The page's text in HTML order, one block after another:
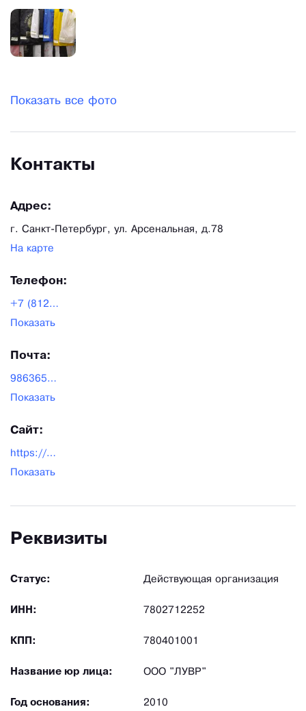
Показать все фото
Контакты
Адрес:
г. Санкт-Петербург, ул. Арсенальная, д.78
На карте
Телефон:
+7 (812) 309-15-06
Показать
Почта:
9863655@bk.ru
Показать
Сайт:
https://www.paket-optom.ru/
Показать
Реквизиты
Статус: Действующая организация
ИНН: 7802712252
КПП: 780401001
Название юр лица: ООО "ЛУВР"
Год основания: 2010